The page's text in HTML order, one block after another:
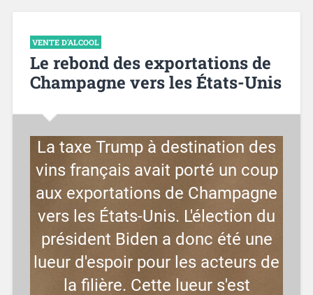
VENTE D'ALCOOL
Le rebond des exportations de
Champagne vers les États-Unis
La taxe Trump à destination des
vins français avait porté un coup
aux exportations de Champagne
vers les États-Unis. L'élection du
président Biden a donc été une
lueur d'espoir pour les acteurs de
la filière. Cette lueur s'est